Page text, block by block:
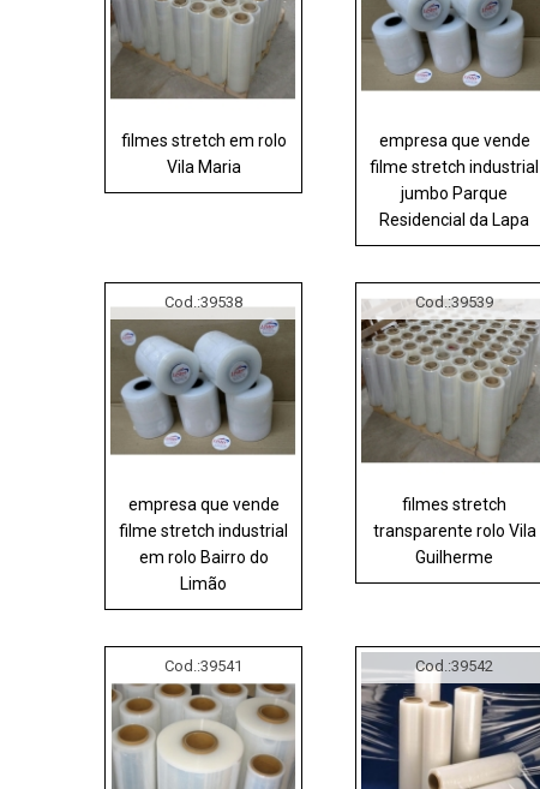
filmes stretch em rolo
Vila Maria
empresa que vende
filme stretch industrial
jumbo Parque
Residencial da Lapa
Cod.:39538
empresa que vende
filme stretch industrial
em rolo Bairro do
Limão
Cod.:39539
filmes stretch
transparente rolo Vila
Guilherme
Cod.:39541 Cod.:39542